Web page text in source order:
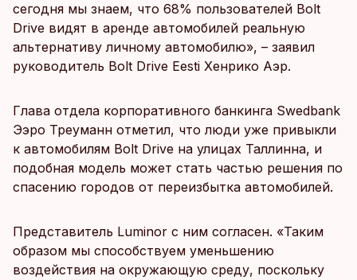
сегодня мы знаем, что 68% пользователей Bolt
Drive видят в аренде автомобилей реальную
альтернативу личному автомобилю», – заявил
руководитель Bolt Drive Eesti Хенрико Аэр.
Глава отдела корпоративного банкинга Swedbank
Ээро Треуманн отметил, что люди уже привыкли
к автомобилям Bolt Drive на улицах Таллинна, и
подобная модель может стать частью решения по
спасению городов от переизбытка автомобилей.
Представитель Luminor c ним согласен. «Таким
образом мы способствуем уменьшению
воздействия на окружающую среду, поскольку